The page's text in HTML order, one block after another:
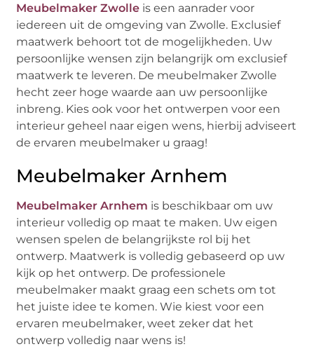
Meubelmaker Zwolle is een aanrader voor
iedereen uit de omgeving van Zwolle. Exclusief
maatwerk behoort tot de mogelijkheden. Uw
persoonlijke wensen zijn belangrijk om exclusief
maatwerk te leveren. De meubelmaker Zwolle
hecht zeer hoge waarde aan uw persoonlijke
inbreng. Kies ook voor het ontwerpen voor een
interieur geheel naar eigen wens, hierbij adviseert
de ervaren meubelmaker u graag!
Meubelmaker Arnhem
Meubelmaker Arnhem is beschikbaar om uw
interieur volledig op maat te maken. Uw eigen
wensen spelen de belangrijkste rol bij het
ontwerp. Maatwerk is volledig gebaseerd op uw
kijk op het ontwerp. De professionele
meubelmaker maakt graag een schets om tot
het juiste idee te komen. Wie kiest voor een
ervaren meubelmaker, weet zeker dat het
ontwerp volledig naar wens is!